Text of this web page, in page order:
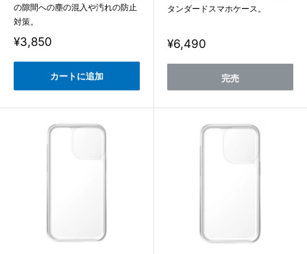
の隙間への塵の混入や汚れの防止
対策。
販
価
¥3,850
カートに追加
タンダードスマホケース。
販
価
¥6,490
完売